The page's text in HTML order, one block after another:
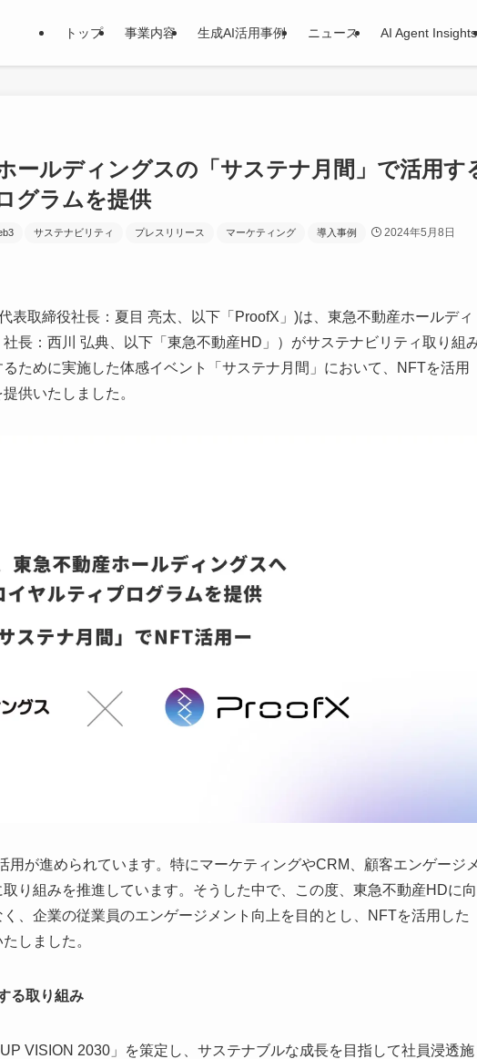
トップ 事業内容 生成AI活用事例 ニュース AI Agent Insights
ールディングスの「サステナ月間」で活用す
グラムを提供
サステナビリティ プレスリリース マーケティング 導入事例 2024年5月8日
表取締役社長：夏目 亮太、以下「ProofX」)は、東急不動産ホールディ
長：西川 弘典、以下「東急不動産HD」）がサステナビリティ取り組
ために実施した体感イベント「サステナ月間」において、NFTを活用
供いたしました。
用が進められています。特にマーケティングやCRM、顧客エンゲージ
り組みを推進しています。そうした中で、この度、東急不動産HDに向
、企業の従業員のエンゲージメント向上を目的とし、NFTを活用した
しました。
る取り組み
VISION 2030」を策定し、サステナブルな成長を目指して社員浸透施